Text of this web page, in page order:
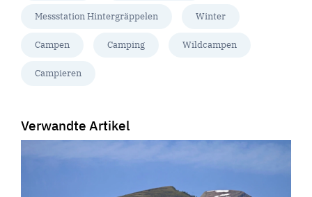
Messstation Hintergräppelen Winter
Campen Camping Wildcampen
Campieren
Verwandte Artikel